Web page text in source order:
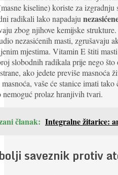
kiseline) koriste za
radikali lako napadaju
zbog njihove kemijske
nezasićenih masti, zgrušavaju
mjestima. Vitamin E štiti
slobodnih radikala prije nego
ako jedete previše masnoća
vaše će stanice imati
nemoguć prolaz hranjivih tvari.
članak: Integralne žitarice:
saveznik protiv